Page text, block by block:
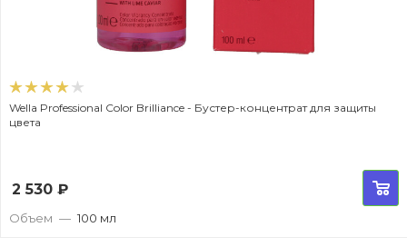
Wella Professional Color Brilliance - Бустер-концентрат для защиты
цвета
2 530 ₽
Объем — 100 мл